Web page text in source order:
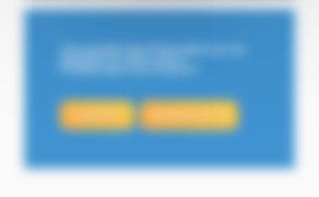
Vous souhaitez plus d’informations sur nos